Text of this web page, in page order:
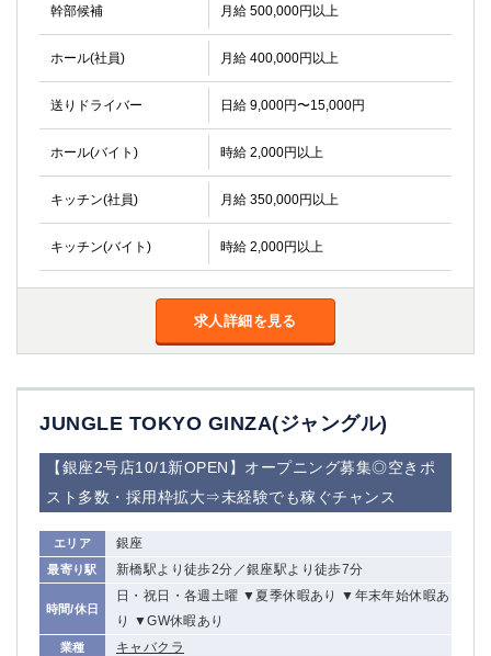
幹部候補 月給 500,000円以上
ホール(社員) 月給 400,000円以上
送りドライバー 日給 9,000円〜15,000円
ホール(バイト) 時給 2,000円以上
キッチン(社員) 月給 350,000円以上
キッチン(バイト) 時給 2,000円以上
求人詳細を見る
JUNGLE TOKYO GINZA(ジャングル)
【銀座2号店10/1新OPEN】オープニング募集◎空きポ
スト多数・採用枠拡大⇒未経験でも稼ぐチャンス
エリア 銀座
最寄り駅 新橋駅より徒歩2分／銀座駅より徒歩7分
時間/休日
日・祝日・各週土曜 ▼夏季休暇あり ▼年末年始休暇あ
り ▼GW休暇あり
業種 キャバクラ
大宮
南越谷
志木
川越
草加
南浦和
獨協大学前＜草加松原＞
春日部
川口
蕨
千葉県
船橋
津田沼
成田
千葉
佐倉
木更津
八千代台
本八幡
東金
浦安
栃木県
宇都宮
東武宇都宮（宇都宮西口）